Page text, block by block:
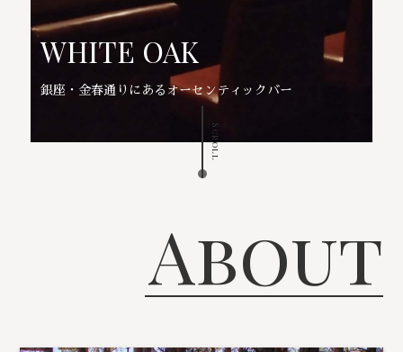
WHITE OAK
銀座・金春通りにあるオーセンティックバー
Scroll
About